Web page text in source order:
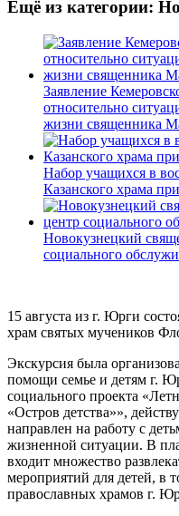
Ещё из категории:
Заявление
относительно
жизни священника
Набор учащихся в
Казанского храма
Новокузнецкий
социального
15 августа из г. Юрги
храм святых мучеников
Экскурсия была
помощи семье и детям г.
социального проекта
«Остров детства»»,
направлен на работу с
жизненной ситуации. В
входит множество
мероприятий для детей, в
православных храмов г.